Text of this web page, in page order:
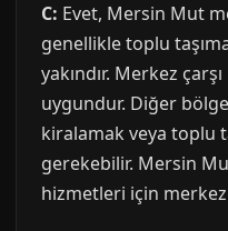
C: Evet, Mersin Mut
genellikle toplu
yakındır. Merkez
uygundur. Diğer
kiralamak veya toplu
gerekebilir. Mersin
hizmetleri için